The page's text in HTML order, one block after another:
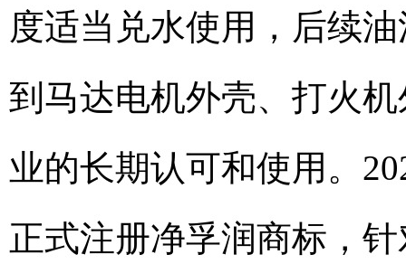
度适当兑水使用，后续
到马达电机外壳、打火
业的长期认可和使用。
正式注册净孚润商标，